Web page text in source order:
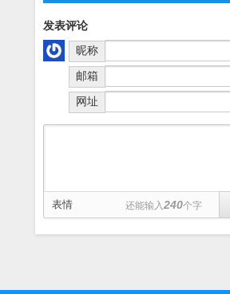
发表评论
昵称
邮箱
网址
表情 还能输入240个字